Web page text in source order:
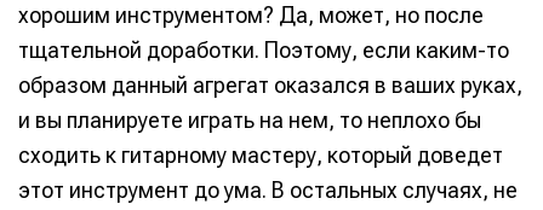
Редакционная политика (в разработке)
Предложение новостей Помощь проекту
Редакционная политика (в разработке)
Предложение новостей Помощь проекту
хорошим инструментом? Да, может, но после
тщательной доработки. Поэтому, если каким-то
образом данный агрегат оказался в ваших руках,
и вы планируете играть на нем, то неплохо бы
сходить к гитарному мастеру, который доведет
этот инструмент до ума. В остальных случаях, не